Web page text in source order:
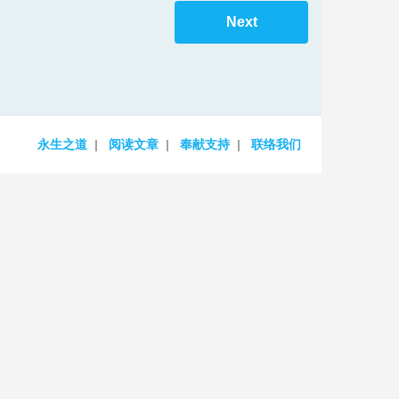
Next
永生之道 阅读文章 奉献支持 联络我们